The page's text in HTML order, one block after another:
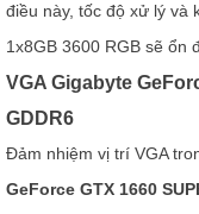
điều này, tốc độ xử lý và
1x8GB 3600 RGB sẽ ổn
VGA Gigabyte
GDDR6
Đảm nhiệm vị trí VGA
GeForce GTX 1660